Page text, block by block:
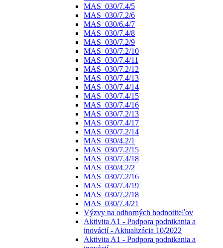
MAS_030/7.4/5
MAS_030/7.2/6
MAS_030/6.4/7
MAS_030/7.4/8
MAS_030/7.2/9
MAS_030/7.2/10
MAS_030/7.4/11
MAS_030/7.2/12
MAS_030/7.4/13
MAS_030/7.4/14
MAS_030/7.4/15
MAS_030/7.4/16
MAS_030/7.2/13
MAS_030/7.4/17
MAS_030/7.2/14
MAS_030/4.2/1
MAS_030/7.2/15
MAS_030/7.4/18
MAS_030/4.2/2
MAS_030/7.2/16
MAS_030/7.4/19
MAS_030/7.2/18
MAS_030/7.4/21
Výzvy na odborných hodnotiteľov
Aktivita A1 - Podpora podnikania a
inovácií - Aktualizácia 10/2022
Aktivita A1 - Podpora podnikania a